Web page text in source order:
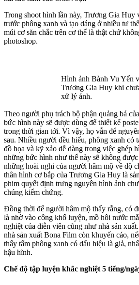
Trong shoot hình lần này, Trương Gia Huy
trước phông xanh và tạo dáng ở nhiều tư
múi cơ săn chắc trên c‌ơ th‌ể là thật chứ
photoshop.
Hình ảnh Bành Vu Yến
Trương Gia Huy khi
xử lý ảnh.
Theo người phụ trách bộ phận quảng bá
bức hình này sẽ được dùng để thiết kế
trong thời gian tới. Vì vậy, họ vẫn để
sau. Nhiều người đều hiểu, phông xanh có
đồ họa và kỹ xảo dễ dàng trong việc ghép
những bức hình như thế này sẽ không
những hoài nghi của người hâm mộ về độ
thâ‌n hìn‌h cơ bắp của Trương Gia Huy là
phim quyết định trưng nguyên hình ảnh
chúng kiểm chứng.
Đồng thời để người hâm mộ thấy rằng, có
là nhờ vào công khổ luyện, mồ hôi nước
nghiệt của diễn viên cũng như nhà sản
nhà sản xuất Bona Film còn khuyến cáo,
thấy tấm phông xanh có dấu hiệu là giả,
hậu hĩnh.
Chế độ tập luyện khắc nghiệt 5 tiếng/